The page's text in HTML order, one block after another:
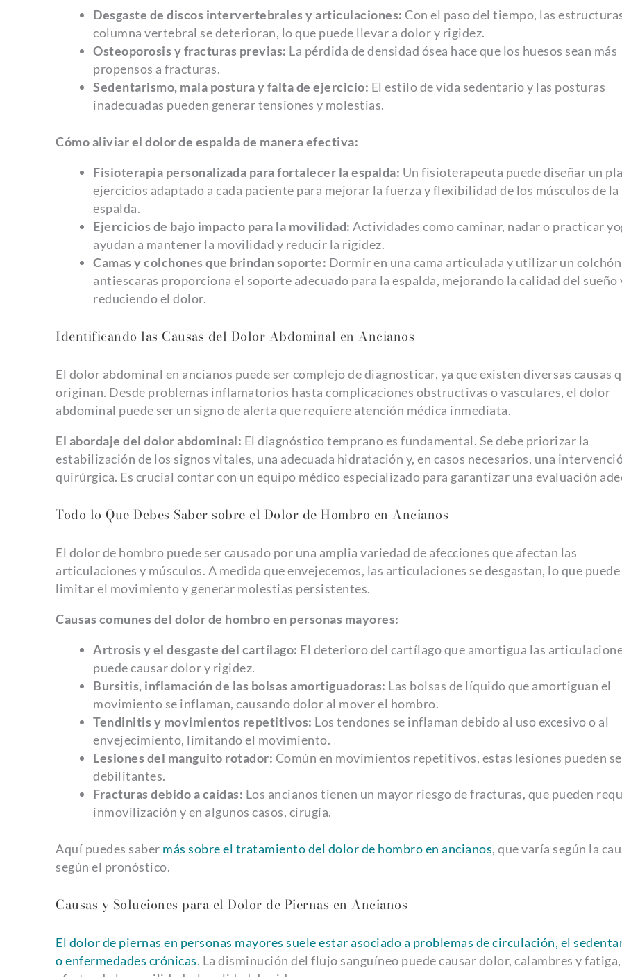
Desgaste de discos intervertebrales y articulaciones: Con el paso del tiempo, las
columna vertebral se deterioran, lo que puede llevar a dolor y rigidez.
Osteoporosis y fracturas previas: La pérdida de densidad ósea hace que los huesos sean más
propensos a fracturas.
Sedentarismo, mala postura y falta de ejercicio: El estilo de vida sedentario y las posturas
inadecuadas pueden generar tensiones y molestias.
Cómo aliviar el dolor de espalda de manera efectiva:
Fisioterapia personalizada para fortalecer la espalda: Un fisioterapeuta puede diseñar un
ejercicios adaptado a cada paciente para mejorar la fuerza y flexibilidad de los músculos de la
espalda.
Ejercicios de bajo impacto para la movilidad: Actividades como caminar, nadar o practicar
ayudan a mantener la movilidad y reducir la rigidez.
Camas y colchones que brindan soporte: Dormir en una cama articulada y utilizar un colchón
antiescaras proporciona el soporte adecuado para la espalda, mejorando la calidad del sueño
reduciendo el dolor.
Identificando las Causas del Dolor Abdominal en Ancianos
El dolor abdominal en ancianos puede ser complejo de diagnosticar, ya que existen diversas causas
originan. Desde problemas inflamatorios hasta complicaciones obstructivas o vasculares, el dolor
abdominal puede ser un signo de alerta que requiere atención médica inmediata.
El abordaje del dolor abdominal: El diagnóstico temprano es fundamental. Se debe priorizar la
estabilización de los signos vitales, una adecuada hidratación y, en casos necesarios, una
quirúrgica. Es crucial contar con un equipo médico especializado para garantizar una evaluación
Todo lo Que Debes Saber sobre el Dolor de Hombro en Ancianos
El dolor de hombro puede ser causado por una amplia variedad de afecciones que afectan las
articulaciones y músculos. A medida que envejecemos, las articulaciones se desgastan, lo que puede
limitar el movimiento y generar molestias persistentes.
Causas comunes del dolor de hombro en personas mayores:
Artrosis y el desgaste del cartílago: El deterioro del cartílago que amortigua las
puede causar dolor y rigidez.
Bursitis, inflamación de las bolsas amortiguadoras: Las bolsas de líquido que amortiguan el
movimiento se inflaman, causando dolor al mover el hombro.
Tendinitis y movimientos repetitivos: Los tendones se inflaman debido al uso excesivo o al
envejecimiento, limitando el movimiento.
Lesiones del manguito rotador: Común en movimientos repetitivos, estas lesiones pueden
debilitantes.
Fracturas debido a caídas: Los ancianos tienen un mayor riesgo de fracturas, que pueden
inmovilización y en algunos casos, cirugía.
Aquí puedes saber más sobre el tratamiento del dolor de hombro en ancianos, que varía según la
según el pronóstico.
Causas y Soluciones para el Dolor de Piernas en Ancianos
El dolor de piernas en personas mayores suele estar asociado a problemas de circulación, el
o enfermedades crónicas. La disminución del flujo sanguíneo puede causar dolor, calambres y fatiga,